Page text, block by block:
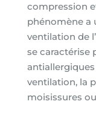
compression
phénomène a
ventilation de
se caractérise
ventilation, la
moisissures